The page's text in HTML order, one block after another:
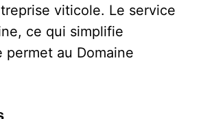
viticole. Le service
ce qui simplifie
au Domaine